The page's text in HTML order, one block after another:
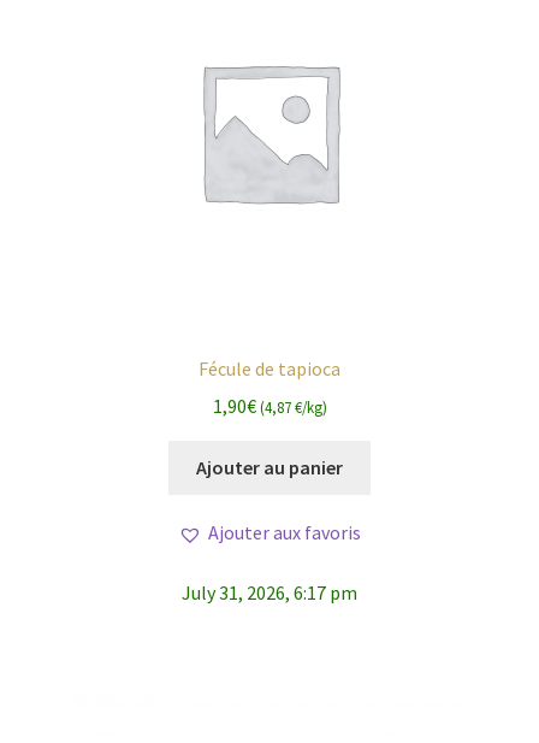
Fécule de tapioca
1,90€(4,87 €/kg)
Ajouter au panier
Ajouter aux favoris
July 31, 2026, 6:17 pm